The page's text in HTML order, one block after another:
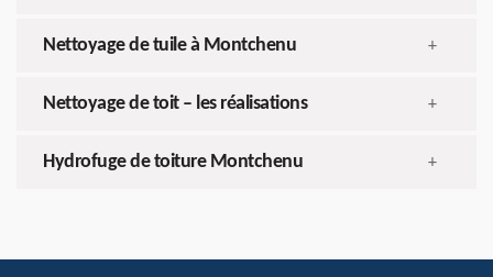
Nettoyage de tuile à Montchenu +
Nettoyage de toit – les réalisations +
Hydrofuge de toiture Montchenu +